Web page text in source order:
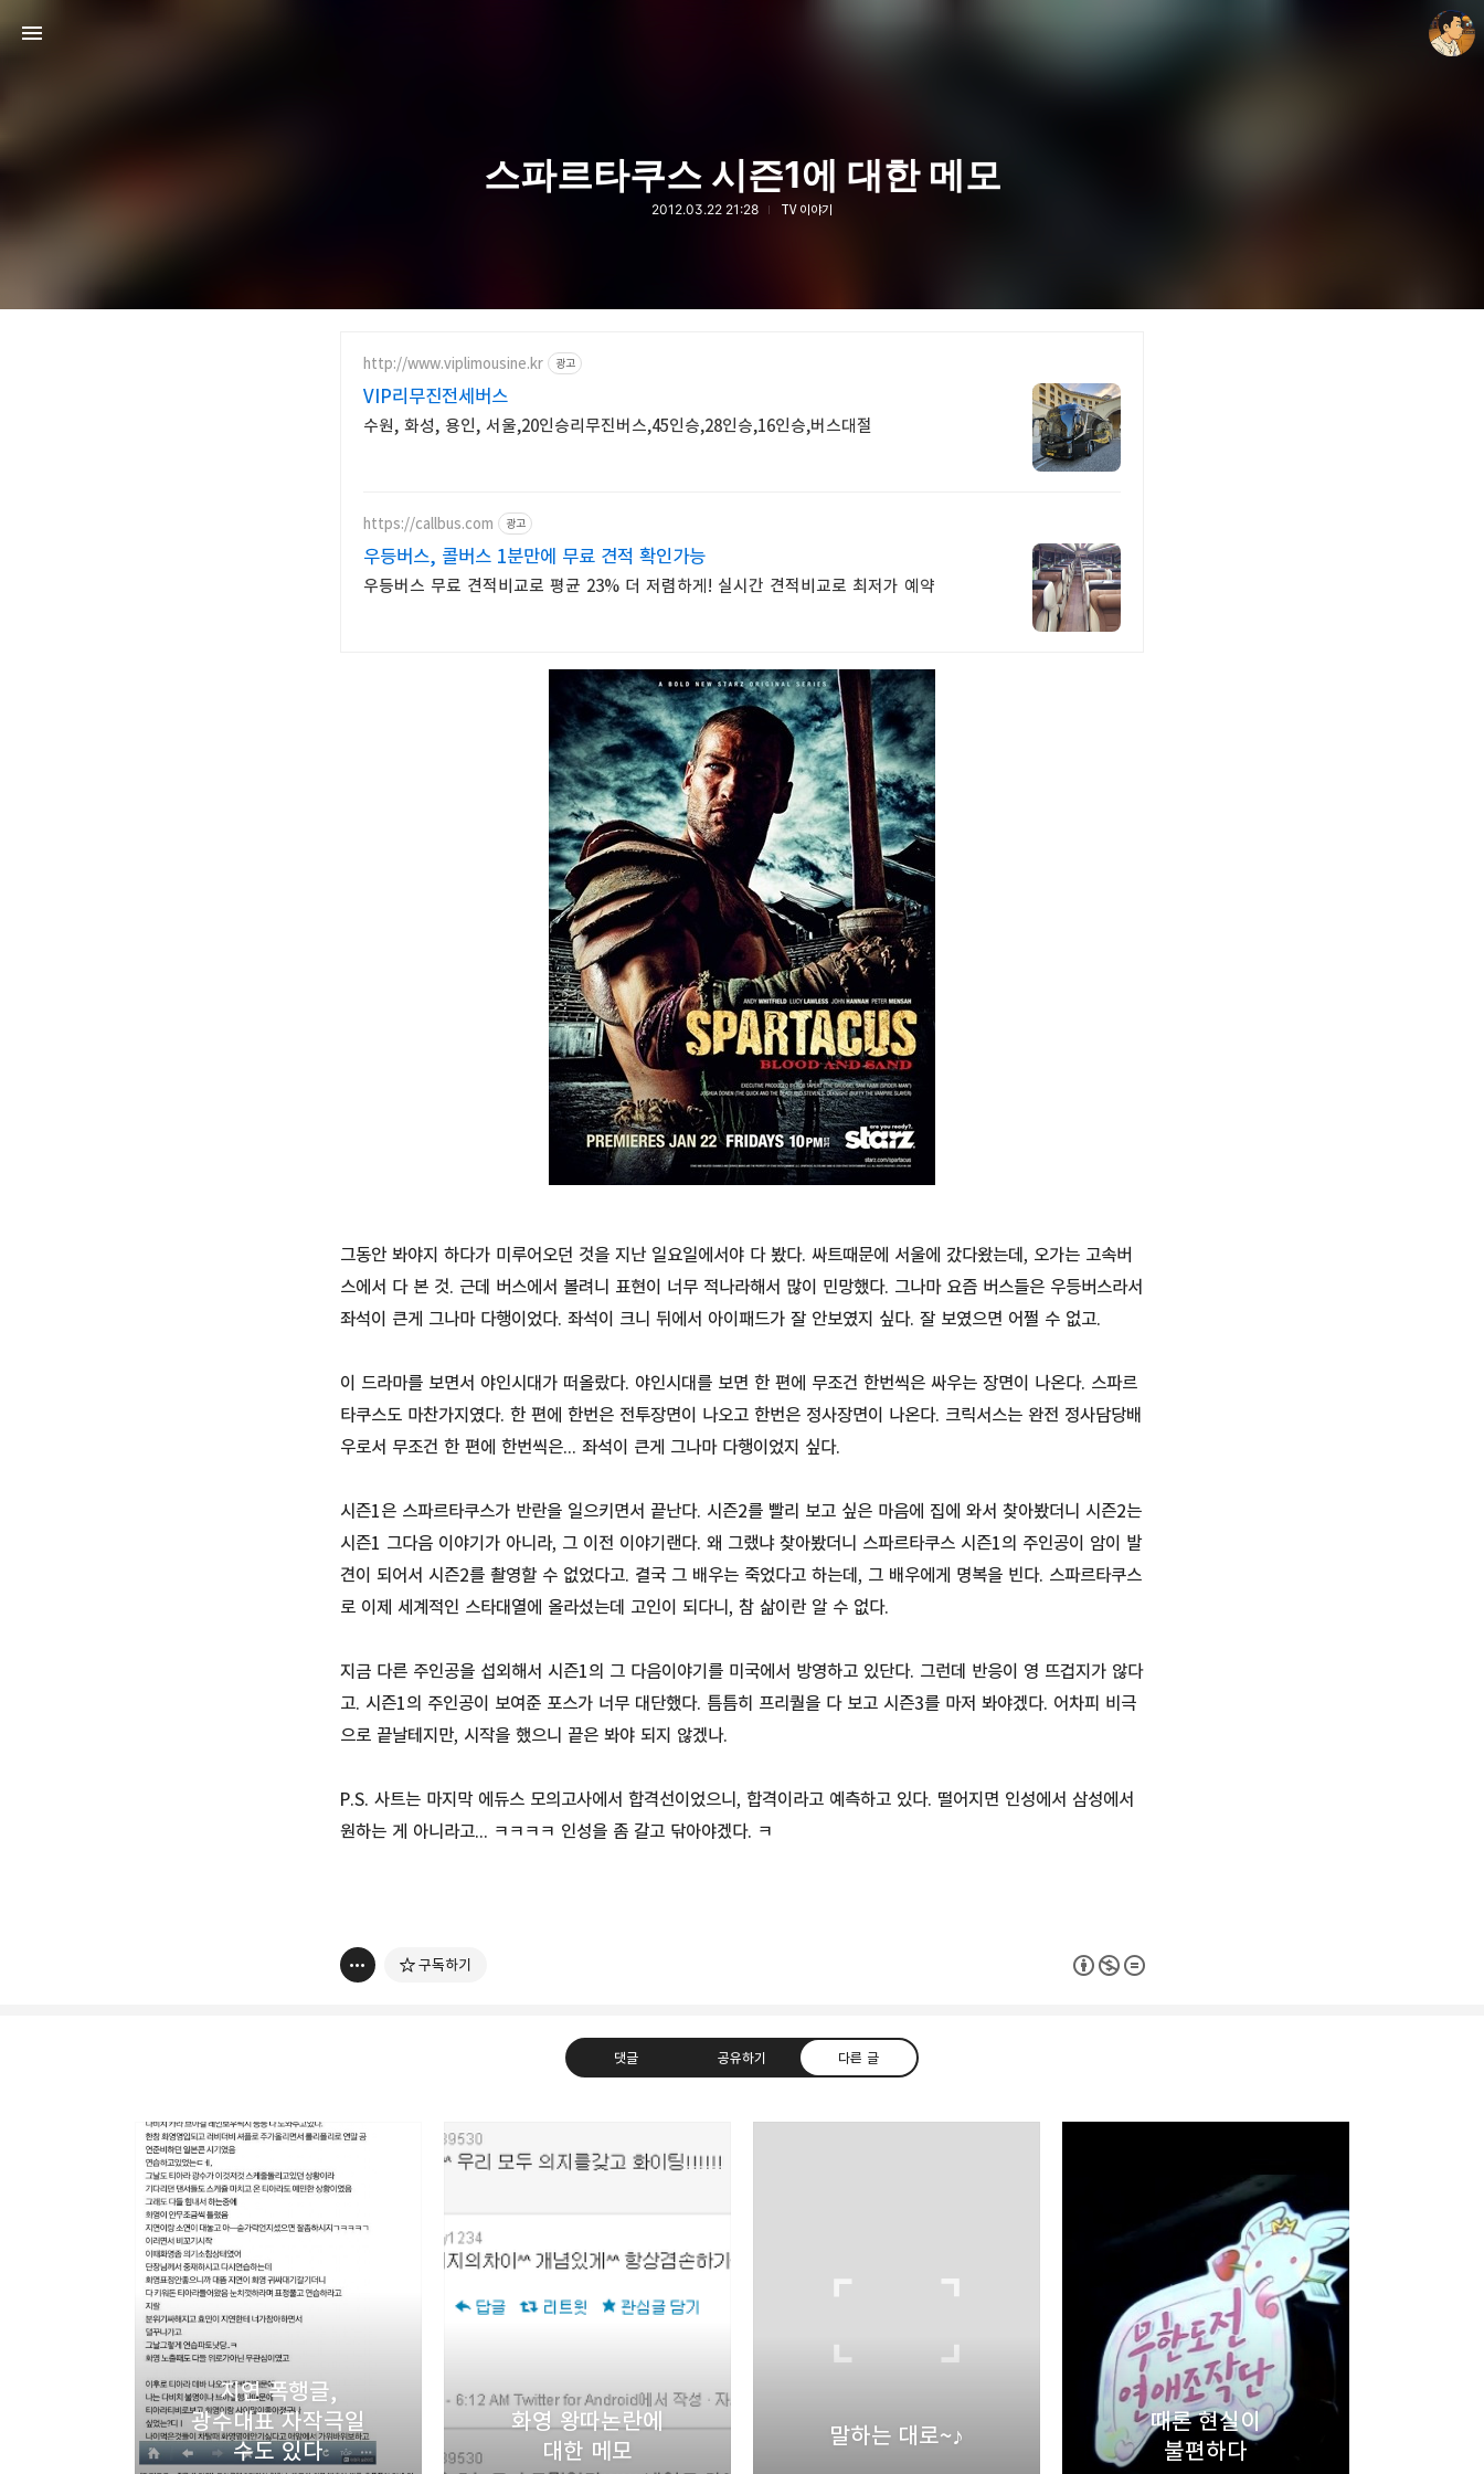
스파르타쿠스 시즌1에 대한 메모
2012.03.22 21:28 TV 이야기
http://www.viplimousine.kr 광고
VIP리무진전세버스
수원, 화성, 용인, 서울,20인승리무진버스,45인승,28인승,16인승,버스대절
https://callbus.com 광고
우등버스, 콜버스 1분만에 무료 견적 확인가능
우등버스 무료 견적비교로 평균 23% 더 저렴하게! 실시간 견적비교로 최저가 예약
그동안 봐야지 하다가 미루어오던 것을 지난 일요일에서야 다 봤다. 싸트때문에 서울에 갔다왔는데, 오가는 고속버
스에서 다 본 것. 근데 버스에서 볼려니 표현이 너무 적나라해서 많이 민망했다. 그나마 요즘 버스들은 우등버스라서
좌석이 큰게 그나마 다행이었다. 좌석이 크니 뒤에서 아이패드가 잘 안보였지 싶다. 잘 보였으면 어쩔 수 없고.
이 드라마를 보면서 야인시대가 떠올랐다. 야인시대를 보면 한 편에 무조건 한번씩은 싸우는 장면이 나온다. 스파르
타쿠스도 마찬가지였다. 한 편에 한번은 전투장면이 나오고 한번은 정사장면이 나온다. 크릭서스는 완전 정사담당배
우로서 무조건 한 편에 한번씩은... 좌석이 큰게 그나마 다행이었지 싶다.
시즌1은 스파르타쿠스가 반란을 일으키면서 끝난다. 시즌2를 빨리 보고 싶은 마음에 집에 와서 찾아봤더니 시즌2는
시즌1 그다음 이야기가 아니라, 그 이전 이야기랜다. 왜 그랬냐 찾아봤더니 스파르타쿠스 시즌1의 주인공이 암이 발
견이 되어서 시즌2를 촬영할 수 없었다고. 결국 그 배우는 죽었다고 하는데, 그 배우에게 명복을 빈다. 스파르타쿠스
로 이제 세계적인 스타대열에 올라섰는데 고인이 되다니, 참 삶이란 알 수 없다.
지금 다른 주인공을 섭외해서 시즌1의 그 다음이야기를 미국에서 방영하고 있단다. 그런데 반응이 영 뜨겁지가 않다
고. 시즌1의 주인공이 보여준 포스가 너무 대단했다. 틈틈히 프리퀄을 다 보고 시즌3를 마저 봐야겠다. 어차피 비극
으로 끝날테지만, 시작을 했으니 끝은 봐야 되지 않겠나.
P.S. 사트는 마지막 에듀스 모의고사에서 합격선이었으니, 합격이라고 예측하고 있다. 떨어지면 인성에서 삼성에서
원하는 게 아니라고... ㅋㅋㅋㅋ 인성을 좀 갈고 닦아야겠다. ㅋ
구독하기
댓글 공유하기 다른 글
thebravepost.com
bravesjb@gmail.com, South Korea, Since 2004
밴드
지연 폭행글,
광수대표 자작극일
수도 있다
화영 왕따논란에
대한 메모
말하는 대로~♪
때론 현실이
불편하다